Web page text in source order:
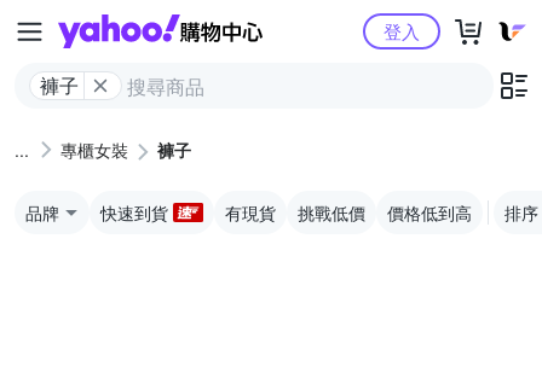
Yahoo購物中心
褲子
登入
專櫃女裝 褲子
品牌 快速到貨 有現貨 挑戰低價 價格低到高 排序